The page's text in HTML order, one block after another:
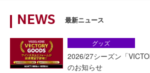
NEWS 最新ニュース
2026/27シーズン「
のお知らせ
グッズ